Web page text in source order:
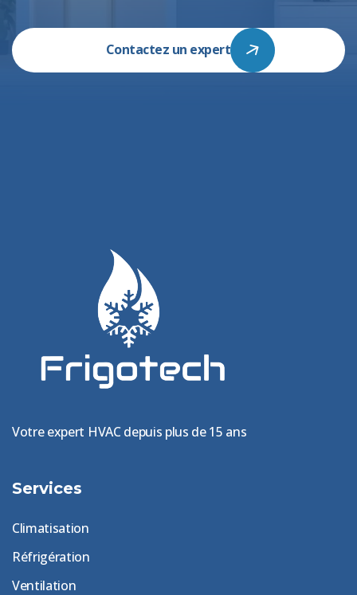
Contactez un expert
Votre expert HVAC depuis plus de 15 ans
Services
Climatisation
Réfrigération
Ventilation